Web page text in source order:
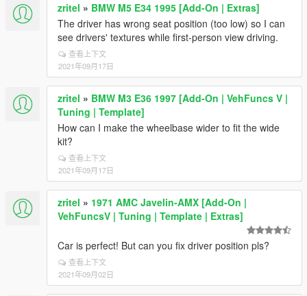
zritel » BMW M5 E34 1995 [Add-On | Extras]
The driver has wrong seat position (too low) so I can
see drivers' textures while first-person view driving.
查看上下文
2021年09月17日
zritel » BMW M3 E36 1997 [Add-On | VehFuncs V |
Tuning | Template]
How can I make the wheelbase wider to fit the wide
kit?
查看上下文
2021年09月17日
zritel » 1971 AMC Javelin-AMX [Add-On |
VehFuncsV | Tuning | Template | Extras]
Car is perfect! But can you fix driver position pls?
查看上下文
2021年09月02日